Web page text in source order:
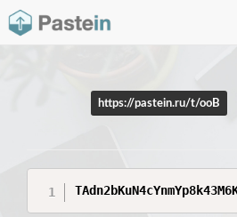
https://pastein.ru/t/ooB